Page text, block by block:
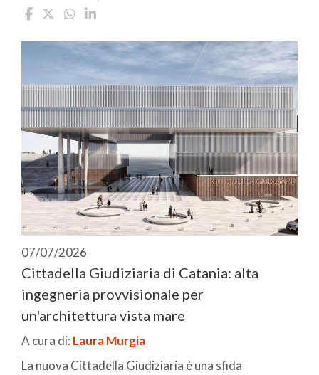
07/07/2026
Cittadella Giudiziaria di Catania: alta
ingegneria provvisionale per
un'architettura vista mare
A cura di: Laura Murgia
La nuova Cittadella Giudiziaria è una sfida